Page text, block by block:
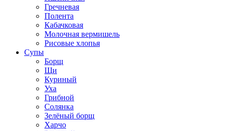
Гречневая
Полента
Кабачковая
Молочная вермишель
Рисовые хлопья
Супы
Борщ
Щи
Куриный
Уха
Грибной
Солянка
Зелёный борщ
Харчо